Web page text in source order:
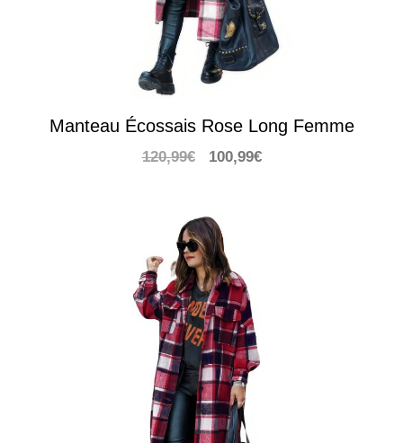
Manteau Écossais Rose Long Femme
120,99€
Le
était :
120,99€.
100,99€Le